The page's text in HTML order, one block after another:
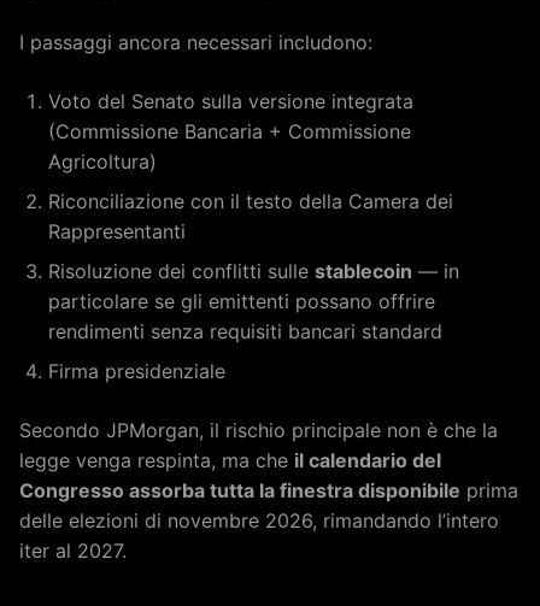
I passaggi ancora necessari includono:
Voto del Senato sulla versione integrata
(Commissione Bancaria + Commissione
Agricoltura)
Riconciliazione con il testo della Camera dei
Rappresentanti
Risoluzione dei conflitti sulle stablecoin — in
particolare se gli emittenti possano offrire
rendimenti senza requisiti bancari standard
Firma presidenziale
Secondo JPMorgan, il rischio principale non è che la
legge venga respinta, ma che il calendario del
Congresso assorba tutta la finestra disponibile prima
delle elezioni di novembre 2026, rimandando l’intero
iter al 2027.